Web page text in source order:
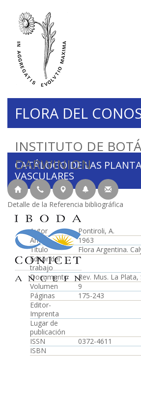
INSTITUTO DE
DARWINION
FLORA DEL
CATÁLOGO DE LAS
VASCULARES
Detalle de la Referencia bibliográfica
Autor
Pontiroli, A.
Año
1963
Título
Flora Argentina.
Editor del
trabajo
Documento
Rev. Mus. La Plata,
Volumen
9
Páginas
175-243
Editor-
Imprenta
Lugar de
publicación
ISSN
0372-4611
ISBN